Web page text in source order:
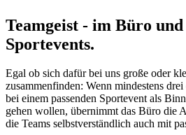
Teamgeist - im Büro
Sportevents.
Egal ob sich dafür bei uns große oder
zusammenfinden: Wenn mindestens
bei einem passenden Sportevent als
gehen wollen, übernimmt das Büro die
die Teams selbstverständlich auch mit